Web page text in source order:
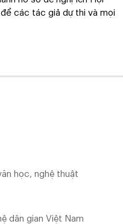
các tác giả dự thi và mọi
học, nghệ thuật
dân gian Việt Nam